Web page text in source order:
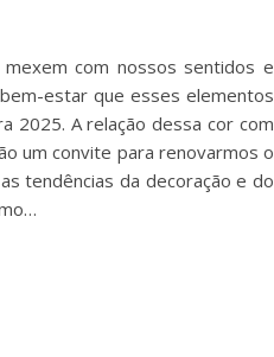
com nossos sentidos e
estar que esses elementos
2025. A relação dessa cor com
um convite para renovarmos o
tendências da decoração e do